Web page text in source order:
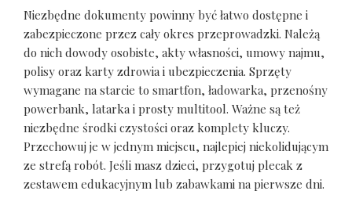
Niezbędne dokumenty powinny być łatwo dostępne i
zabezpieczone przez cały okres przeprowadzki. Należą
do nich dowody osobiste, akty własności, umowy najmu,
polisy oraz karty zdrowia i ubezpieczenia. Sprzęty
wymagane na starcie to smartfon, ładowarka, przenośny
powerbank, latarka i prosty multitool. Ważne są też
niezbędne środki czystości oraz komplety kluczy.
Przechowuj je w jednym miejscu, najlepiej niekolidującym
ze strefą robót. Jeśli masz dzieci, przygotuj plecak z
zestawem edukacyjnym lub zabawkami na pierwsze dni.